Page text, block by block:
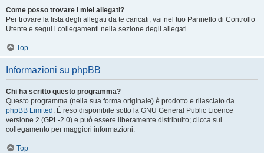
Come posso trovare i miei allegati?
Per trovare la lista degli allegati da te caricati, vai nel tuo Pannello di Controllo
Utente e segui i collegamenti nella sezione degli allegati.
Top
Informazioni su phpBB
Chi ha scritto questo programma?
Questo programma (nella sua forma originale) è prodotto e rilasciato da
phpBB Limited . È reso disponibile sotto la GNU General Public Licence
versione 2 (GPL-2.0) e può essere liberamente distribuito; clicca sul
collegamento per maggiori informazioni.
Top